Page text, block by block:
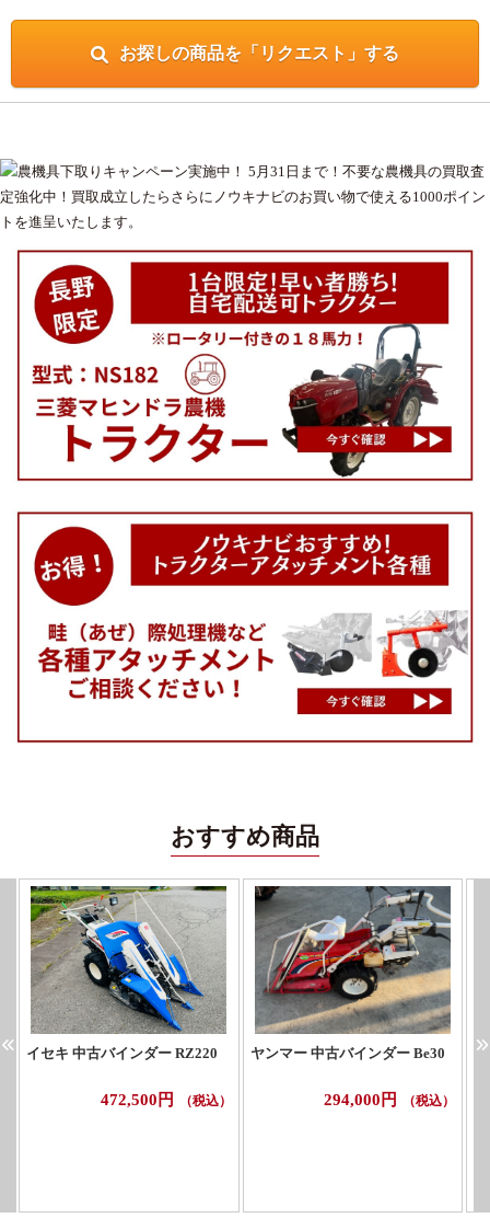
お探しの商品を「リクエスト」する
おすすめ商品
イセキ 中古バインダー RZ220
472,500円 （税込）
ヤンマー 中古バインダー Be30
294,000円 （税込）